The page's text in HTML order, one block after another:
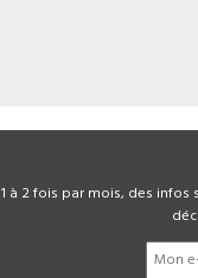
1 à 2 fois par mois, des